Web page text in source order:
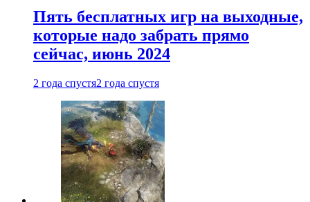
Пять бесплатных игр на выходные,
которые надо забрать прямо
сейчас, июнь 2024
2 года спустя2 года спустя